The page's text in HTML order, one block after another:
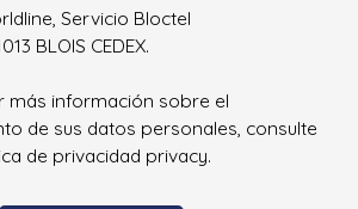
Servicio Bloctel
BLOIS CEDEX.
más información sobre el
de sus datos personales, consulte
de privacidad privacy.